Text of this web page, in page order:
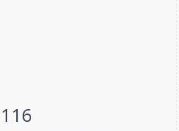
Fiche détaillée
116